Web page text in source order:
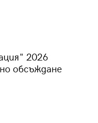
2026
обсъждане